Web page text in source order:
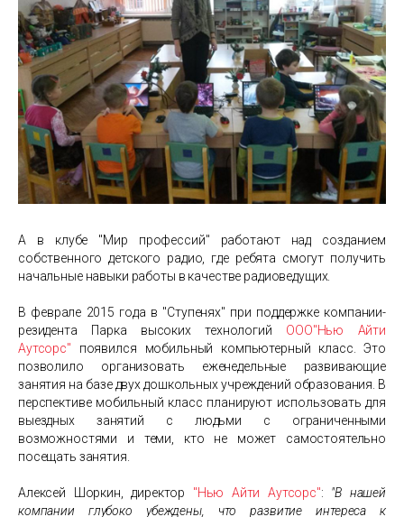
А в клубе "Мир профессий" работают над созданием
собственного детского радио, где ребята смогут получить
начальные навыки работы в качестве радиоведущих.
В феврале 2015 года в "Ступенях" при поддержке компании-
резидента Парка высоких технологий ООО"Нью Айти
Аутсорс" появился мобильный компьютерный класс. Это
позволило организовать еженедельные развивающие
занятия на базе двух дошкольных учреждений образования. В
перспективе мобильный класс планируют использовать для
выездных занятий с людьми с ограниченными
возможностями и теми, кто не может самостоятельно
посещать занятия.
Алексей Шоркин, директор "Нью Айти Аутсорс": "В нашей
компании глубоко убеждены, что развитие интереса к